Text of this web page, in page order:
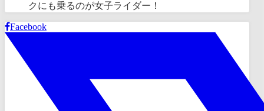
クにも乗るのが女子ライダー！
Facebook